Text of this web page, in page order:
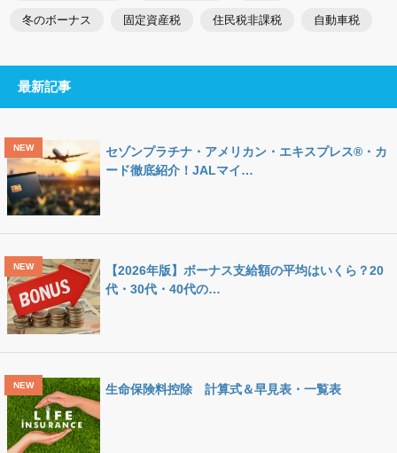
冬のボーナス 固定資産税 住民税非課税 自動車税
最新記事
セゾンプラチナ・アメリカン・エキスプレス®・カ
ード徹底紹介！JALマイ…
【2026年版】ボーナス支給額の平均はいくら？20
代・30代・40代の…
生命保険料控除 計算式＆早見表・一覧表